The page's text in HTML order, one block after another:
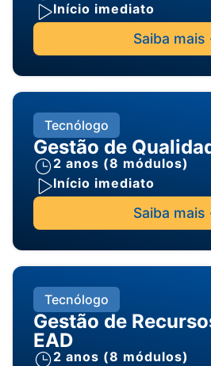
Início imediato
Saiba mais
Tecnólogo
Gestão de
2 anos (8 módulos)
Início imediato
Saiba mais
Tecnólogo
Gestão de
EAD
2 anos (8 módulos)